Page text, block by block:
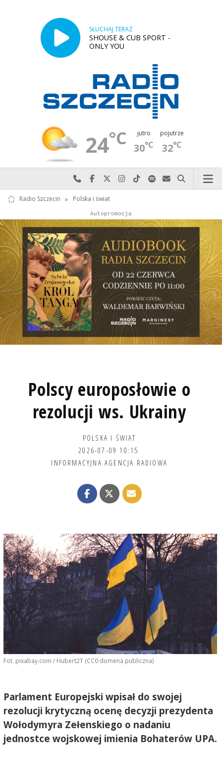
SŁUCHAJ TERAZ
SHOUSE & CUB SPORT -
ONLY YOU
24°C jutro
30°C
pojutrze
32°C
Najlepiej po prostu do nas zadzwoń
Odwiedź nas na Facebook-u
Odwiedź nas na X
Odwiedź nas na Instagram-ie
Odwiedź nas na TikTok-u
Szukaj nas na Spotify
Wyślij do nas
Szukaj
Radio Szczecin » Polska i świat
Reklama
Autopromocja
Polscy europosłowie o
rezolucji ws. Ukrainy
POLSKA I ŚWIAT
2026-07-09 10:15
INFORMACYJNA AGENCJA RADIOWA
Fot. pixabay.com / Hubert2T (CC0 domena publiczna)
Parlament Europejski wpisał do swojej
rezolucji krytyczną ocenę decyzji prezydenta
Wołodymyra Zełenskiego o nadaniu
jednostce wojskowej imienia Bohaterów UPA.